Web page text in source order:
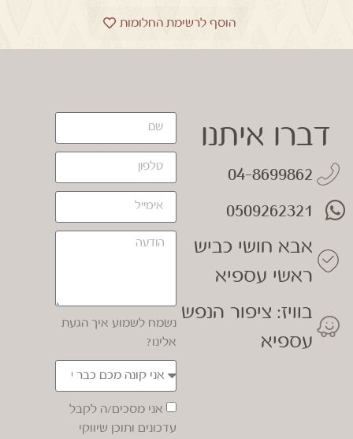
הוסף לרשימת החלומות
דברו איתנו
04-8699862
0509262321
אבא חושי כביש
ראשי עספיא
בוויז: ציפור הנפש
עספיא
נשמח לשמוע איך הגעת
אלינו?
אני מסכים/ה לקבל
עדכונים ותוכן שיווקי